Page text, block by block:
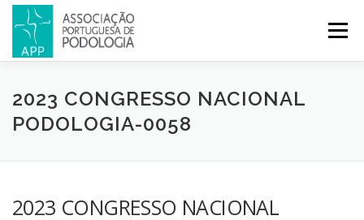
Menu
APP PODOLOGIA LICENCIATURA EM PODOLOGIA
CONGRESSOS REVISTA CONTACTOS
2023 CONGRESSO NACIONAL
PODOLOGIA-0058
2023 CONGRESSO NACIONAL